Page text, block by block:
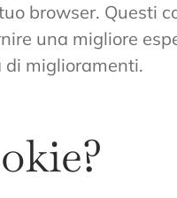
browser. Questi
una migliore
di miglioramenti.